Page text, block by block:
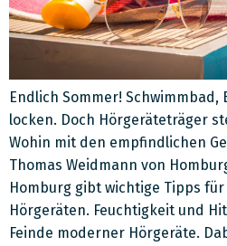
Endlich Sommer! Schwimmbad,
locken. Doch Hörgeräteträger
Wohin mit den empfindlichen
Thomas Weidmann von
Homburg gibt wichtige Tipps
Hörgeräten. Feuchtigkeit und
Feinde moderner Hörgeräte.